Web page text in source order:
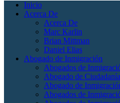
Inicio
Acerca De
Acerca De
Marc Karlin
Brian Mittman
Daniel Elias
Abogado de Inmigración
Abogados de
Abogado de
Abogado de
Abogados de